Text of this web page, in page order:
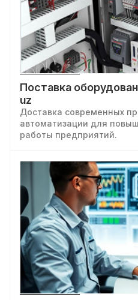
Поставка
uz
Доставка современных
автоматизации для
работы предприятий.